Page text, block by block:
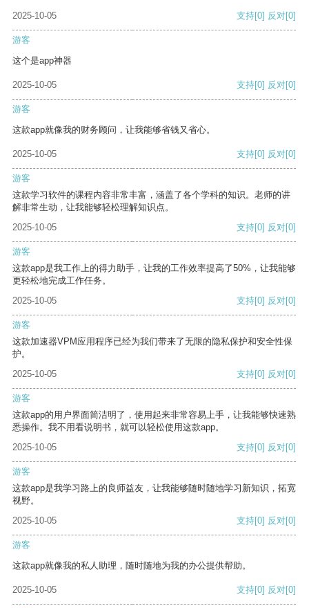
2025-10-05 支持[0] 反对[0]
游客
这个是app神器
2025-10-05 支持[0] 反对[0]
游客
这款app就像我的财务顾问，让我能够省钱又省心。
2025-10-05 支持[0] 反对[0]
游客
这款学习软件的课程内容非常丰富，涵盖了各个学科的知识。老师的讲
解非常生动，让我能够轻松理解知识点。
2025-10-05
支持[0] 反对[0]
游客
这款app是我工作上的得力助手，让我的工作效率提高了50%，让我能够
更轻松地完成工作任务。
2025-10-05
支持[0] 反对[0]
游客
这款加速器VPM应用程序已经为我们带来了无限的隐私保护和安全性保
护。
2025-10-05
支持[0] 反对[0]
游客
这款app的用户界面简洁明了，使用起来非常容易上手，让我能够快速熟
悉操作。我不用看说明书，就可以轻松使用这款app。
2025-10-05
支持[0] 反对[0]
游客
这款app是我学习路上的良师益友，让我能够随时随地学习新知识，拓宽
视野。
2025-10-05
支持[0] 反对[0]
游客
这款app就像我的私人助理，随时随地为我的办公提供帮助。
2025-10-05 支持[0] 反对[0]